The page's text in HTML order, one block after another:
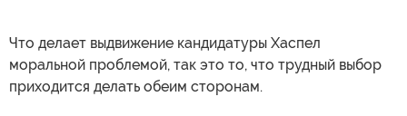
Что делает выдвижение кандидатуры Хаспел
моральной проблемой, так это то, что трудный выбор
приходится делать обеим сторонам.